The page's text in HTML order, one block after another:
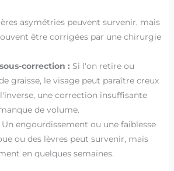
asymétries peuvent survenir, mais
être corrigées par une chirurgie
correction : Si l'on retire ou
graisse, le visage peut paraître creux
une correction insuffisante
de volume.
Un engourdissement ou une faiblesse
ou des lèvres peut survenir, mais
en quelques semaines.